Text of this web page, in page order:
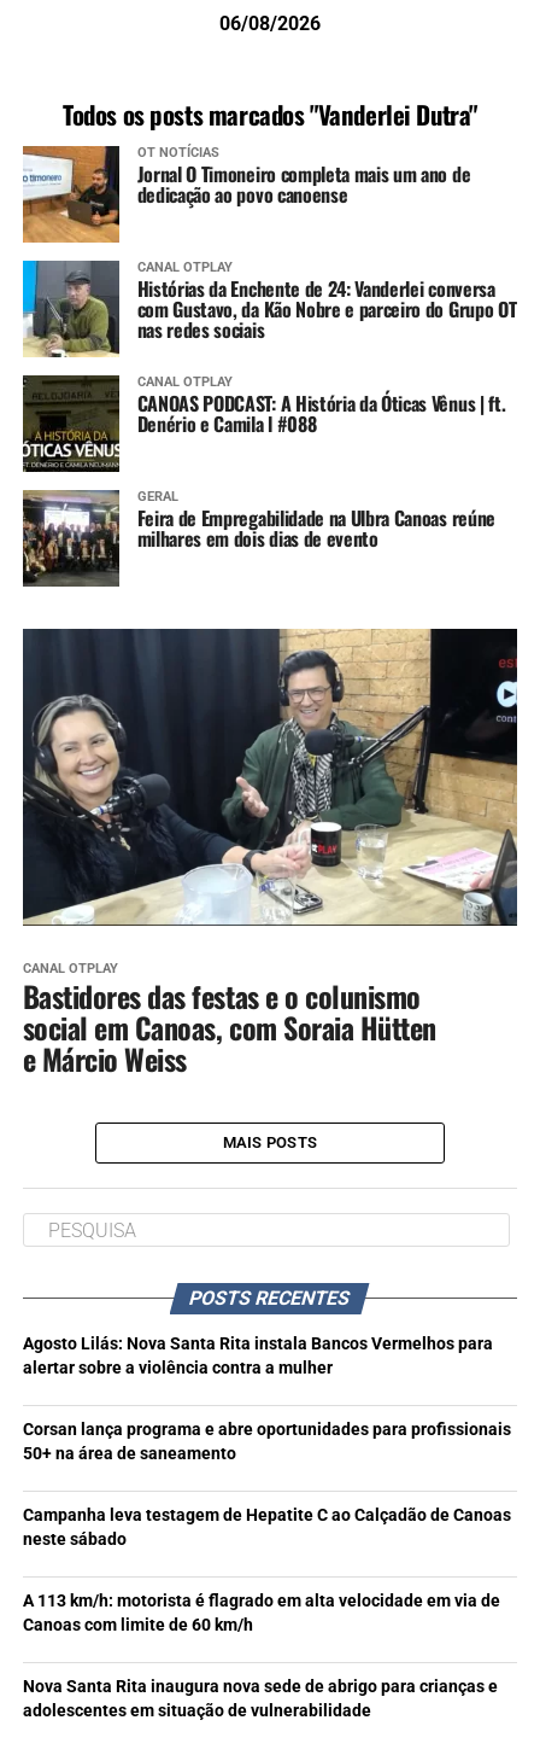
06/08/2026
Todos os posts marcados "Vanderlei Dutra"
OT NOTÍCIAS
Jornal O Timoneiro completa mais um ano de
dedicação ao povo canoense
CANAL OTPLAY
Histórias da Enchente de 24: Vanderlei conversa
com Gustavo, da Kão Nobre e parceiro do Grupo OT
nas redes sociais
CANAL OTPLAY
CANOAS PODCAST: A História da Óticas Vênus | ft.
Denério e Camila l #088
GERAL
Feira de Empregabilidade na Ulbra Canoas reúne
milhares em dois dias de evento
CANAL OTPLAY
Bastidores das festas e o colunismo
social em Canoas, com Soraia Hütten
e Márcio Weiss
MAIS POSTS
POSTS RECENTES
Agosto Lilás: Nova Santa Rita instala Bancos Vermelhos para
alertar sobre a violência contra a mulher
Corsan lança programa e abre oportunidades para profissionais
50+ na área de saneamento
Campanha leva testagem de Hepatite C ao Calçadão de Canoas
neste sábado
A 113 km/h: motorista é flagrado em alta velocidade em via de
Canoas com limite de 60 km/h
Nova Santa Rita inaugura nova sede de abrigo para crianças e
adolescentes em situação de vulnerabilidade